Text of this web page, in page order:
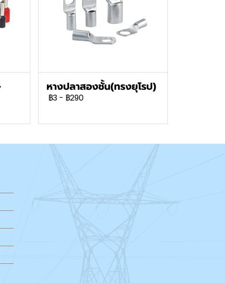
หางปลาสองชั้น(ทรงยุโรป)
฿3 - ฿290